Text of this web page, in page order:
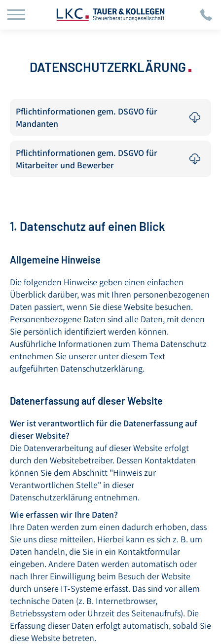
DATENSCHUTZERKLÄRUNG
Pflichtinformationen gem. DSGVO für
Mandanten
Pflichtinformationen gem. DSGVO für
Mitarbeiter und Bewerber
1. Datenschutz auf einen Blick
Allgemeine Hinweise
Die folgenden Hinweise geben einen einfachen
Überblick darüber, was mit Ihren personenbezogenen
Daten passiert, wenn Sie diese Website besuchen.
Personenbezogene Daten sind alle Daten, mit denen
Sie persönlich identifiziert werden können.
Ausführliche Informationen zum Thema Datenschutz
entnehmen Sie unserer unter diesem Text
aufgeführten Datenschutzerklärung.
Datenerfassung auf dieser Website
Wer ist verantwortlich für die Datenerfassung auf
dieser Website?
Die Datenverarbeitung auf dieser Website erfolgt
durch den Websitebetreiber. Dessen Kontaktdaten
können Sie dem Abschnitt "Hinweis zur
Verantwortlichen Stelle" in dieser
Datenschutzerklärung entnehmen.
Wie erfassen wir Ihre Daten?
Ihre Daten werden zum einen dadurch erhoben, dass
Sie uns diese mitteilen. Hierbei kann es sich z. B. um
Daten handeln, die Sie in ein Kontaktformular
eingeben. Andere Daten werden automatisch oder
nach Ihrer Einwilligung beim Besuch der Website
durch unsere IT-Systeme erfasst. Das sind vor allem
technische Daten (z. B. Internetbrowser,
Betriebssystem oder Uhrzeit des Seitenaufrufs). Die
Erfassung dieser Daten erfolgt automatisch, sobald Sie
diese Website betreten.